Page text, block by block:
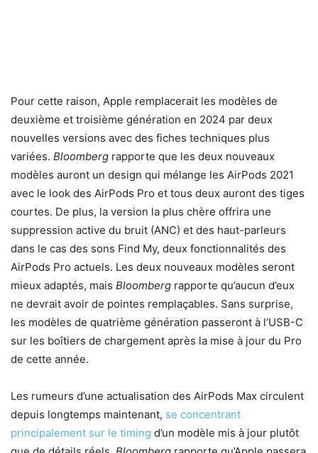
Pour cette raison, Apple remplacerait les modèles de
deuxième et troisième génération en 2024 par deux
nouvelles versions avec des fiches techniques plus
variées. Bloomberg rapporte que les deux nouveaux
modèles auront un design qui mélange les AirPods 2021
avec le look des AirPods Pro et tous deux auront des tiges
courtes. De plus, la version la plus chère offrira une
suppression active du bruit (ANC) et des haut-parleurs
dans le cas des sons Find My, deux fonctionnalités des
AirPods Pro actuels. Les deux nouveaux modèles seront
mieux adaptés, mais Bloomberg rapporte qu’aucun d’eux
ne devrait avoir de pointes remplaçables. Sans surprise,
les modèles de quatrième génération passeront à l’USB-C
sur les boîtiers de chargement après la mise à jour du Pro
de cette année.
Les rumeurs d’une actualisation des AirPods Max circulent
depuis longtemps maintenant, se concentrant
principalement sur le timing d’un modèle mis à jour plutôt